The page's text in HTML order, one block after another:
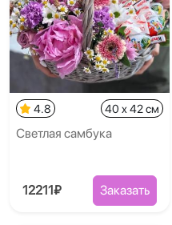
4.8 40 x 42 см
Светлая самбука
12211₽ Заказать